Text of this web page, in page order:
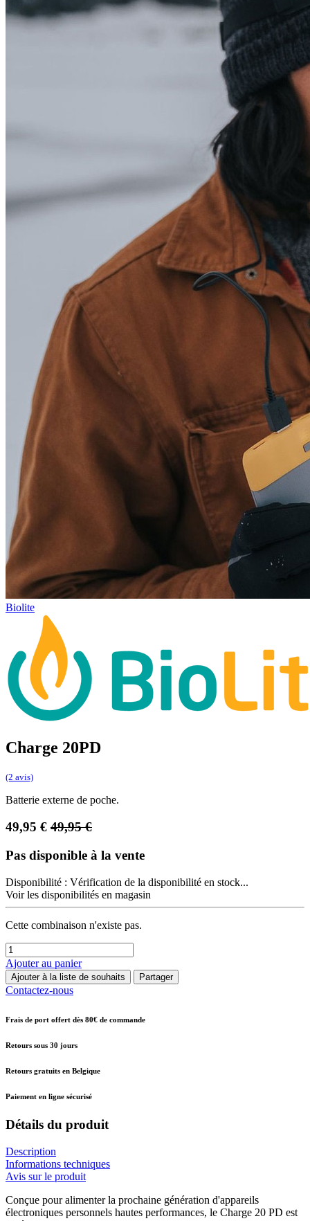
Biolite
Charge 20PD
(2 avis)
Batterie externe de poche.
49,95 € 49,95€
Pas disponible à la vente
Disponibilité : Vérification de la disponibilité en stock...
Voir les disponibilités en magasin
Cette combinaison n'existe pas.
Ajouter au panier
Ajouter à la liste de souhaits Partager
Contactez-nous
Frais de port offert dès 80€ de commande
Retours sous 30 jours
Retours gratuits en Belgique
Paiement en ligne sécurisé
Détails du produit
Description
Informations techniques
Avis sur le produit
Conçue pour alimenter la prochaine génération d'appareils
électroniques personnels hautes performances, le Charge 20 PD est